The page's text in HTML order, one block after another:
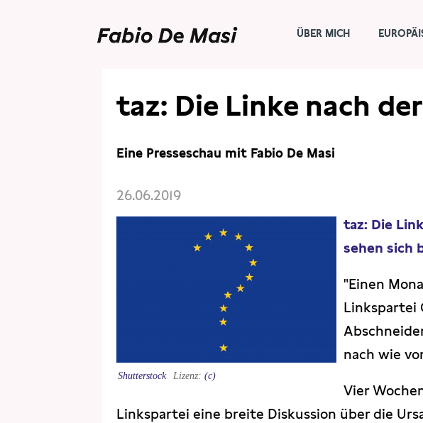
ÜBER MICH
taz: Die Linke nach
Eine Presseschau mit Fabio De Masi
26.06.2019
Shutterstock (c)
taz: Die
sehen sich
"Einen
Linkspartei
nach wie
Vier
Linkspartei eine breite Diskussion über die